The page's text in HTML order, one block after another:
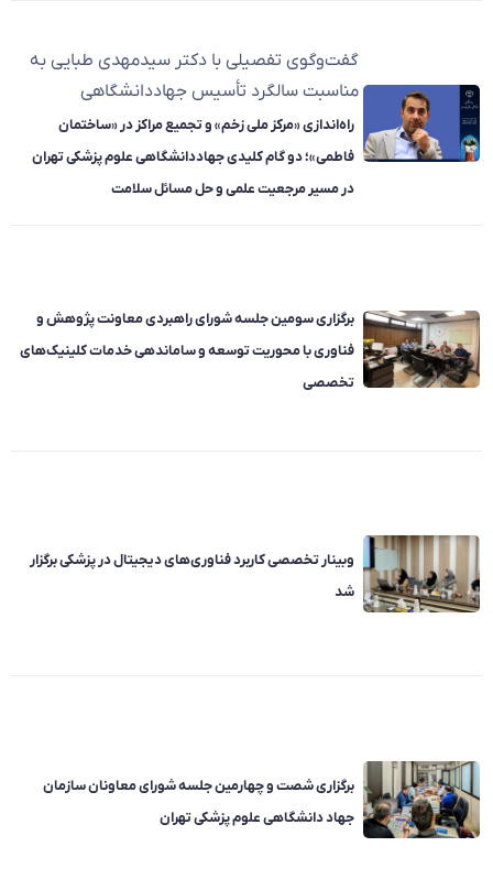
گفت‌وگوی تفصیلی با دکتر سیدمهدی طبایی به
مناسبت سالگرد تأسیس جهاددانشگاهی
راه‌اندازی «مرکز ملی زخم» و تجمیع مراکز در «ساختمان
فاطمی»؛ دو گام کلیدی جهاددانشگاهی علوم پزشکی تهران
در مسیر مرجعیت علمی و حل مسائل سلامت
برگزاری سومین جلسه شورای راهبردی معاونت پژوهش و
فناوری با محوریت توسعه و ساماندهی خدمات کلینیک‌های
تخصصی
وبینار تخصصی کاربرد فناوری‌های دیجیتال در پزشکی برگزار
شد
برگزاری شصت و چهارمین جلسه شورای معاونان سازمان
جهاد دانشگاهی علوم پزشکی تهران